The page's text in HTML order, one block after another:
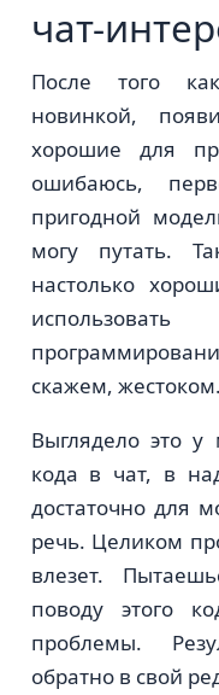
чат-
После того
новинкой,
хорошие для
ошибаюсь,
пригодной
могу путать.
настолько
скажем, жестоком.
Выглядело это у
кода в чат, в
достаточно для
речь. Целиком
влезет.
поводу этого
проблемы.
обратно в свой